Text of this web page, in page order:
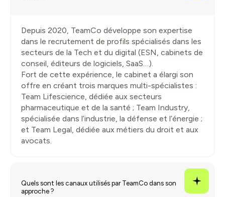
Depuis 2020, TeamCo développe son expertise
dans le recrutement de profils spécialisés dans les
secteurs de la Tech et du digital (ESN, cabinets de
conseil, éditeurs de logiciels, SaaS…).
Fort de cette expérience, le cabinet a élargi son
offre en créant trois marques multi-spécialistes :
Team Lifescience, dédiée aux secteurs
pharmaceutique et de la santé ; Team Industry,
spécialisée dans l’industrie, la défense et l’énergie ;
et Team Legal, dédiée aux métiers du droit et aux
avocats.
Quels sont les canaux utilisés par TeamCo dans son
approche ?